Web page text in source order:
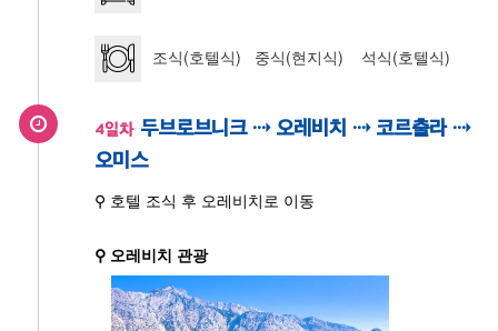
조식(호텔식) 중식(현지식) 석식(호텔식)
4일차 두브로브니크 ⇢ 오레비치 ⇢ 코르출라 ⇢
오미스
⚲ 호텔 조식 후 오레비치로 이동
⚲ 오레비치 관광